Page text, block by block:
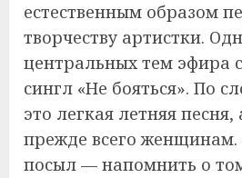
естественным образом
творчеству артистки.
центральных тем эфира
сингл «Не бояться». По
это легкая летняя
прежде всего женщинам.
посыл — напомнить о